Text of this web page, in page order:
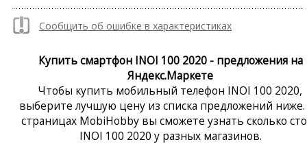
Сообщить об ошибке в характеристиках
Купить смартфон INOI 100 2020 - предложения на
Яндекс.Маркете
Чтобы купить мобильный телефон INOI 100 2020,
выберите лучшую цену из списка предложений
страницах MobiHobby вы сможете узнать сколько
INOI 100 2020 у разных магазинов.